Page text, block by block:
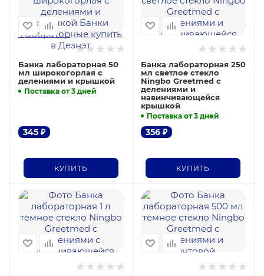
Банка лабораторная 50
мл широкогорлая с
делениями и крышкой
Поставка от 3 дней
345 ₽
КУПИТЬ
Банка лабораторная 250
мл светлое стекло
Ningbo Greetmed с
делениями и
навинчивающейся
крышкой
Поставка от 3 дней
356₽
КУПИТЬ